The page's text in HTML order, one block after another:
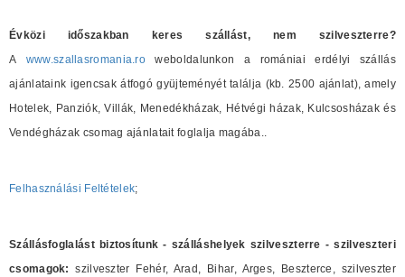
Évközi időszakban keres szállást, nem szilveszterre?
A www.szallasromania.ro weboldalunkon a romániai erdélyi szállás
ajánlataink igencsak átfogó gyüjteményét találja (kb. 2500 ajánlat), amely
Hotelek, Panziók, Villák, Menedékházak, Hétvégi házak, Kulcsosházak és
Vendégházak csomag ajánlatait foglalja magába..
Felhasználási Feltételek;
Szállásfoglalást biztosítunk - szálláshelyek szilveszterre - szilveszteri
csomagok: szilveszter Fehér, Arad, Bihar, Arges, Beszterce, szilveszter